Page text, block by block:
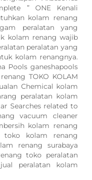
” ONE Kenali
kolam renang
peralatan yang
kolam renang wajib
peralatan yang
kolam renangnya.
Pools ganeshapools
TOKO KOLAM
Chemical kolam
peralatan kolam
Searches related to
vacuum cleaner
kolam renang
toko kolam renang
renang surabaya
toko peralatan
peralatan kolam